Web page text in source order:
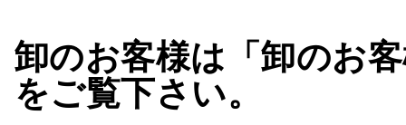
卸のお客様は「卸のお
をご覧下さい。